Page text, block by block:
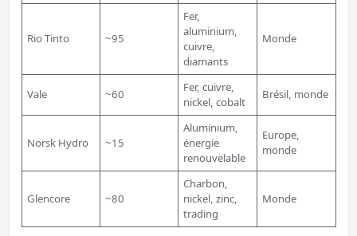
Rio Tinto ~95
Fer,
aluminium,
cuivre,
diamants
Monde
Vale ~60
Fer, cuivre,
nickel, cobalt
Brésil, monde
Norsk Hydro ~15
Aluminium,
énergie
renouvelable
Europe,
monde
Glencore ~80
Charbon,
nickel, zinc,
trading
Monde